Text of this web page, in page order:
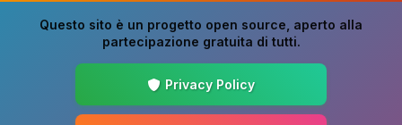
Questo sito è un progetto open source , aperto alla
partecipazione gratuita di tutti.
Privacy Policy